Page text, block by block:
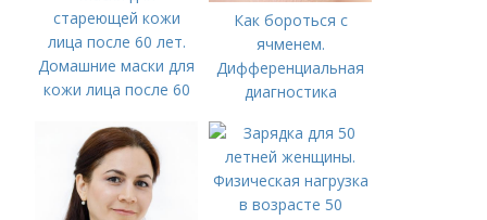
стареющей кожи
лица после 60 лет.
Домашние маски для
кожи лица после 60
Как бороться с
ячменем.
Дифференциальная
диагностика